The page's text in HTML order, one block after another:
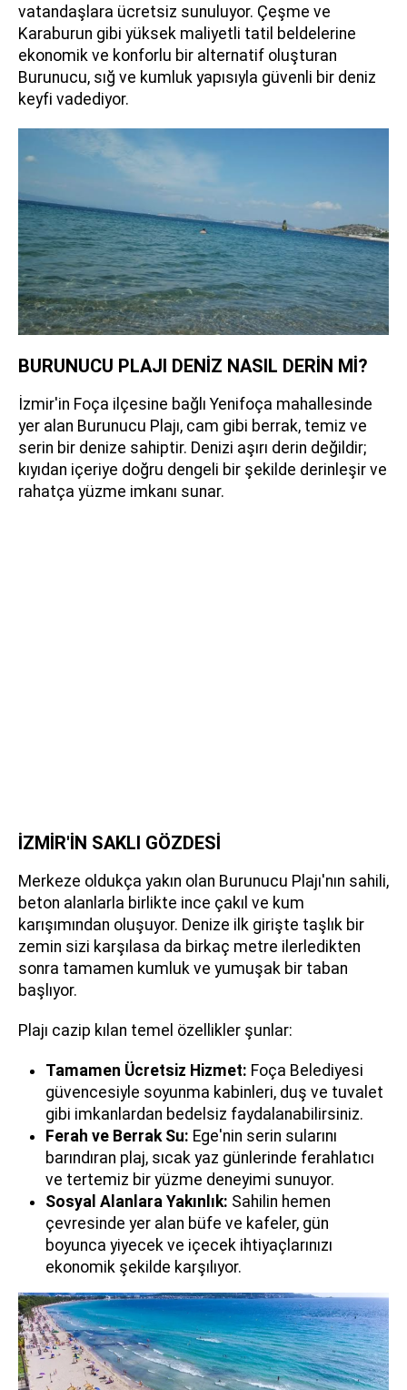
vatandaşlara ücretsiz sunuluyor. Çeşme ve
Karaburun gibi yüksek maliyetli tatil beldelerine
ekonomik ve konforlu bir alternatif oluşturan
Burunucu, sığ ve kumluk yapısıyla güvenli bir deniz
keyfi vadediyor.
BURUNUCU PLAJI DENİZ NASIL DERİN Mİ?
İzmir'in Foça ilçesine bağlı Yenifoça mahallesinde
yer alan Burunucu Plajı, cam gibi berrak, temiz ve
serin bir denize sahiptir. Denizi aşırı derin değildir;
kıyıdan içeriye doğru dengeli bir şekilde derinleşir ve
rahatça yüzme imkanı sunar.
İZMİR'İN SAKLI GÖZDESİ
Merkeze oldukça yakın olan Burunucu Plajı'nın sahili,
beton alanlarla birlikte ince çakıl ve kum
karışımından oluşuyor. Denize ilk girişte taşlık bir
zemin sizi karşılasa da birkaç metre ilerledikten
sonra tamamen kumluk ve yumuşak bir taban
başlıyor.
Plajı cazip kılan temel özellikler şunlar:
Tamamen Ücretsiz Hizmet: Foça Belediyesi
güvencesiyle soyunma kabinleri, duş ve tuvalet
gibi imkanlardan bedelsiz faydalanabilirsiniz.
Ferah ve Berrak Su: Ege'nin serin sularını
barındıran plaj, sıcak yaz günlerinde ferahlatıcı
ve tertemiz bir yüzme deneyimi sunuyor.
Sosyal Alanlara Yakınlık: Sahilin hemen
çevresinde yer alan büfe ve kafeler, gün
boyunca yiyecek ve içecek ihtiyaçlarınızı
ekonomik şekilde karşılıyor.